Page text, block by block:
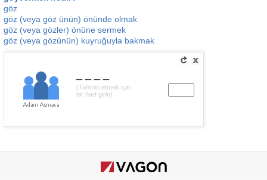
göz
göz (veya göz ünün) önünde olmak
göz (veya gözler) önüne sermek
göz (veya gözünün) kuyruğuyla bakmak
(Tahmin etmek için
bir harf girin)